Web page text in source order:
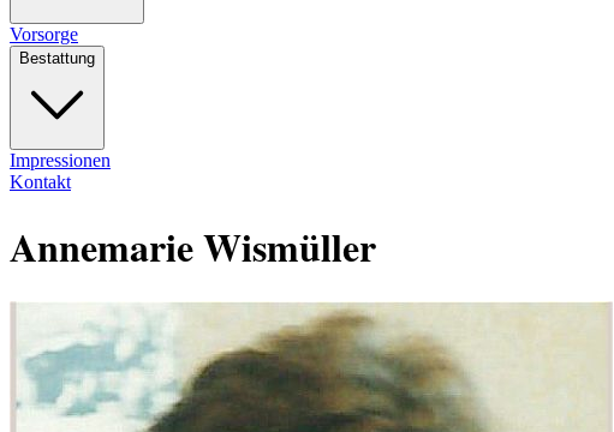
Vorsorge
Bestattung
Impressionen
Kontakt
Annemarie Wismüller